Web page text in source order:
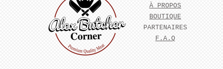
À PROPOS
BOUTIQUE
PARTENAIRES
F.A.Q